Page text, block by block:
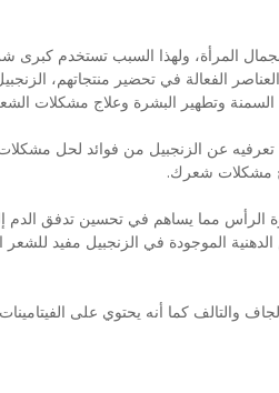
المرأة، ولهذا السبب تستخدم كبرى
الفعالة في تحضير منتجاتهم،
وتطهير البشرة وعلاج مشكلات
عن الزنجبيل من فوائد لحل مشكلات
مشكلات شعرك.
الرأس مما يساهم في تحسين تدفق الدم
الموجودة في الزنجبيل مفيد للشعر
والتالف كما أنه يحتوي على